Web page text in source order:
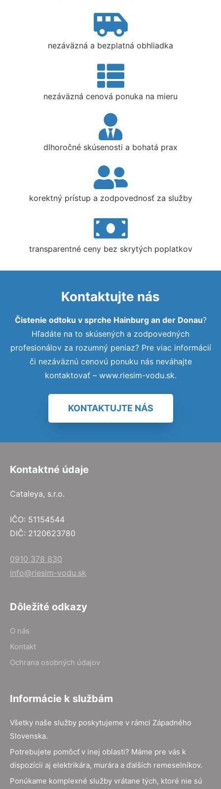
nezáväzná a bezplatná obhliadka
nezáväzná cenová ponuka na mieru
dlhoročné skúsenosti a bohatá prax
korektný prístup a zodpovednosť za služby
transparentné ceny bez skrytých poplatkov
Kontaktujte nás
Čistenie odtoku v sprche Hainburg an der Donau?
Hľadáte na to skúsených a zodpovedných
profesionálov za rozumný peniaz? Pre viac informácií
či nezáväznú cenovú ponuku nás neváhajte
kontaktovať – www.riesim-vodu.sk.
KONTAKTUJTE NÁS
Kontaktné údaje
Cataleya, s.r.o.
IČO: 51154544
DIČ: 2120623780
0910 378 830
info@riesim-vodu.sk
Dôležité odkazy
O nás
Kontakt
Ochrana osobných údajov
Informácie k službám
Všetky naše služby poskytujeme v rámci Západného
Slovenska.
Potrebujete pomôcť v inej oblasti? Máme pre vás k
dispozícii aj elektrikára, murára a ďalších remeselníkov.
Ponúkame komplexné služby vrátane tých, ktoré nie sú